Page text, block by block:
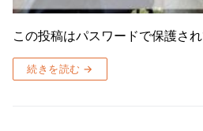
この投稿はパスワードで保護さ
続きを読む →